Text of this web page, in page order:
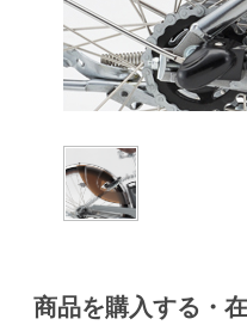
商品を購入する・